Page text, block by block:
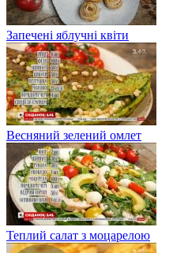
Запечені яблучні квіти
Весняний зелений омлет
Теплий салат з моцарелою